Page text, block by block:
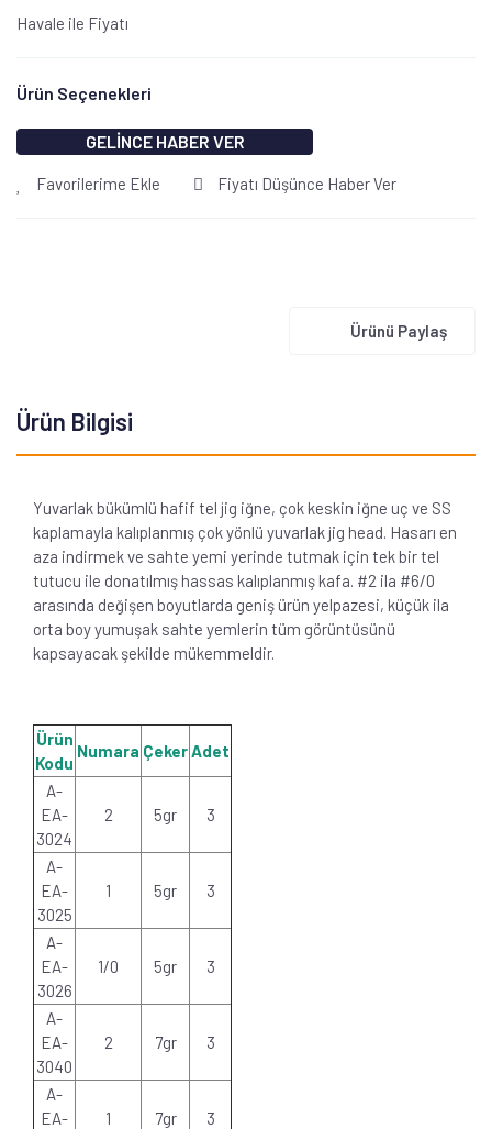
Havale ile Fiyatı
Ürün Seçenekleri
GELİNCE HABER VER
Favorilerime Ekle Fiyatı Düşünce Haber Ver
Ürünü Paylaş
Ürün Bilgisi
Yuvarlak bükümlü hafif tel jig iğne, çok keskin iğne uç ve SS
kaplamayla kalıplanmış çok yönlü yuvarlak jig head. Hasarı en
aza indirmek ve sahte yemi yerinde tutmak için tek bir tel
tutucu ile donatılmış hassas kalıplanmış kafa. #2 ila #6/0
arasında değişen boyutlarda geniş ürün yelpazesi, küçük ila
orta boy yumuşak sahte yemlerin tüm görüntüsünü
kapsayacak şekilde mükemmeldir.
Ürün
Kodu
Numara Çeker Adet
A-
EA-
3024
2 5gr 3
A-
EA-
3025
1 5gr 3
A-
EA-
3026
1/0 5gr 3
A-
EA-
3040
2 7gr 3
A-
EA-
1 7gr 3